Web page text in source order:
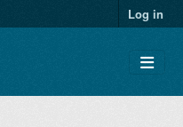
Log in